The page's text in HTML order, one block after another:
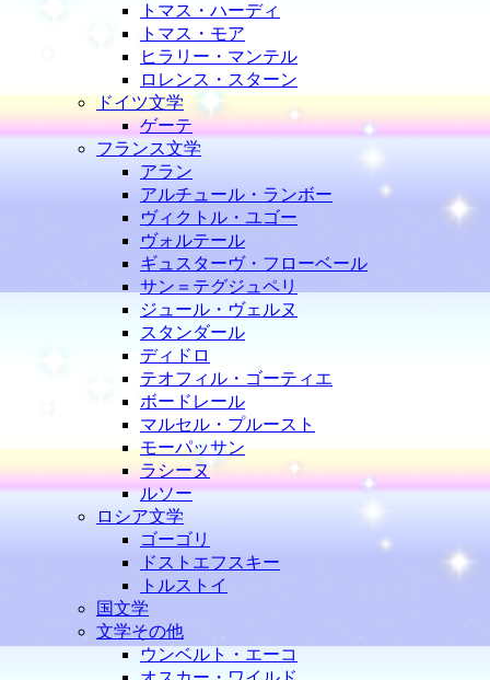
トマス・ハーディ
トマス・モア
ヒラリー・マンテル
ロレンス・スターン
ドイツ文学
ゲーテ
フランス文学
アラン
アルチュール・ランボー
ヴィクトル・ユゴー
ヴォルテール
ギュスターヴ・フローベール
サン＝テグジュペリ
ジュール・ヴェルヌ
スタンダール
ディドロ
テオフィル・ゴーティエ
ボードレール
マルセル・プルースト
モーパッサン
ラシーヌ
ルソー
ロシア文学
ゴーゴリ
ドストエフスキー
トルストイ
国文学
文学その他
ウンベルト・エーコ